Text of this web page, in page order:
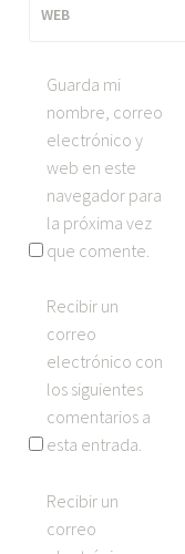
WEB
Guarda mi
nombre, correo
electrónico y
web en este
navegador para
la próxima vez
que comente.
Recibir un
correo
electrónico con
los siguientes
comentarios a
esta entrada.
Recibir un
correo